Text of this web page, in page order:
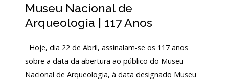
MNA
EXTERNA
ANOS
Museu Nacional de
Arqueologia | 117 Anos
Hoje, dia 22 de Abril, assinalam-se os 117 anos
sobre a data da abertura ao público do Museu
Nacional de Arqueologia, à data designado Museu